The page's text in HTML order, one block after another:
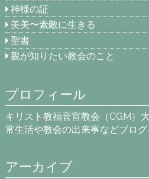
神様の証
美美〜素敵に生きる
聖書
親が知りたい教会のこと
プロフィール
キリスト教福音宣教会（CGM）
常生活や教会の出来事などブログ
アーカイブ